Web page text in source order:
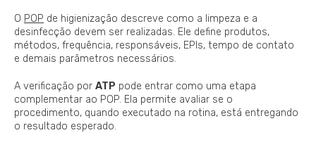
O POP de higienização descreve como a limpeza e a
desinfecção devem ser realizadas. Ele define produtos,
métodos, frequência, responsáveis, EPIs, tempo de contato
e demais parâmetros necessários.
A verificação por ATP pode entrar como uma etapa
complementar ao POP. Ela permite avaliar se o
procedimento, quando executado na rotina, está entregando
o resultado esperado.